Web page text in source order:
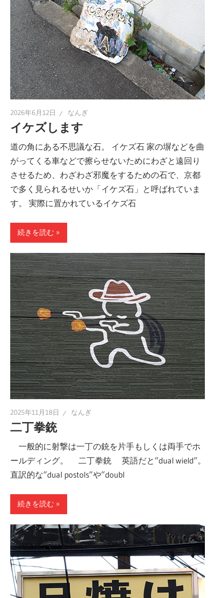
2026年6月12日 なんぎ
イケズします
道の角にある不思議な石。 イケズ石 家の塀などを曲
がってくる車などで擦らせないためにわざと遠回り
させるため、わざわざ邪魔をするための石で、京都
で多く見られるせいか「イケズ石」と呼ばれていま
す。 実際に置かれているイケズ石
続きを読む
2025年11月18日 なんぎ
二丁拳銃
一般的に射撃は一丁の銃を片手もしくは両手でホ
ールディング。 二丁拳銃 英語だと”dual wield”。
直訳的な”dual postols”や”doubl
続きを読む